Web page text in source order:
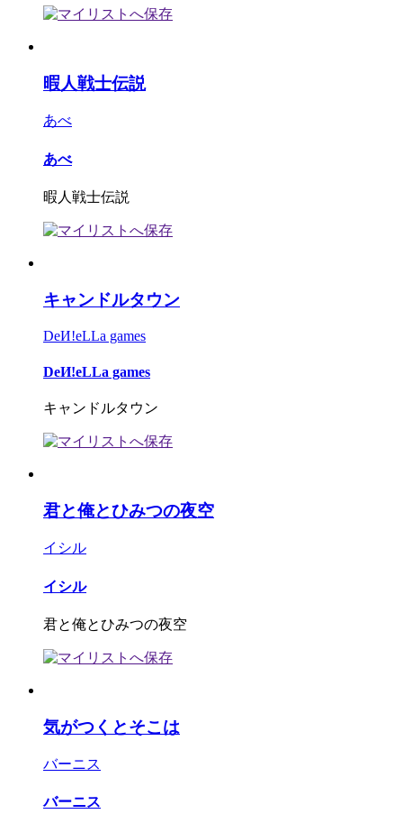
暇人戦士伝説
あべ
あべ
暇人戦士伝説
キャンドルタウン
DeИ!eLLa games
DeИ!eLLa games
キャンドルタウン
君と俺とひみつの夜空
イシル
イシル
君と俺とひみつの夜空
気がつくとそこは
バーニス
バーニス